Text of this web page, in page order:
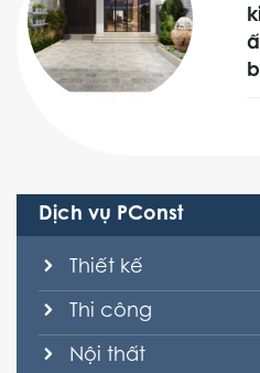
Dịch vụ PConst
Thiết kế
Thi công
Nội thất